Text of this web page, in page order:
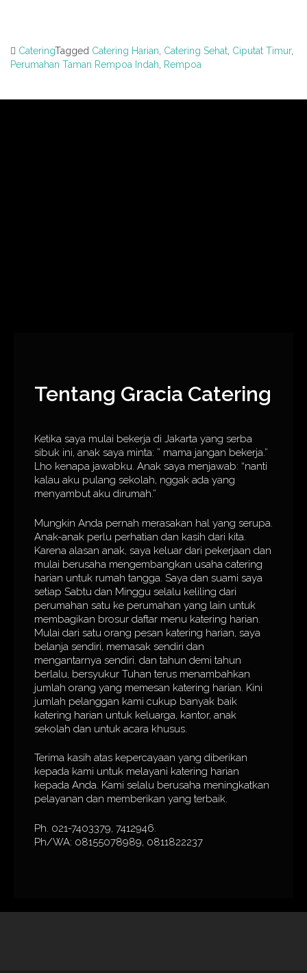
CateringTagged Catering Harian, Catering Sehat, Ciputat Timur,
Perumahan Taman Rempoa Indah, Rempoa
navigation
Tentang Gracia Catering
Ketika saya mulai bekerja di Jakarta yang serba
sibuk ini, anak saya minta: ” mama jangan bekerja.”
Lho kenapa jawabku. Anak saya menjawab: “nanti
kalau aku pulang sekolah, nggak ada yang
menyambut aku dirumah.”
Mungkin Anda pernah merasakan hal yang serupa.
Anak-anak perlu perhatian dan kasih dari kita.
Karena alasan anak, saya keluar dari pekerjaan dan
mulai berusaha mengembangkan usaha catering
harian untuk rumah tangga. Saya dan suami saya
setiap Sabtu dan Minggu selalu keliling dari
perumahan satu ke perumahan yang lain untuk
membagikan brosur daftar menu katering harian.
Mulai dari satu orang pesan katering harian, saya
belanja sendiri, memasak sendiri dan
mengantarnya sendiri. dan tahun demi tahun
berlalu, bersyukur Tuhan terus menambahkan
jumlah orang yang memesan katering harian. Kini
jumlah pelanggan kami cukup banyak baik
katering harian untuk keluarga, kantor, anak
sekolah dan untuk acara khusus.
Terima kasih atas kepercayaan yang diberikan
kepada kami untuk melayani katering harian
kepada Anda. Kami selalu berusaha meningkatkan
pelayanan dan memberikan yang terbaik.
Ph. 021-7403379, 7412946.
Ph/WA: 08155078989, 0811822237